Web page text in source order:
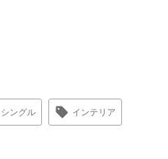
シングル インテリア